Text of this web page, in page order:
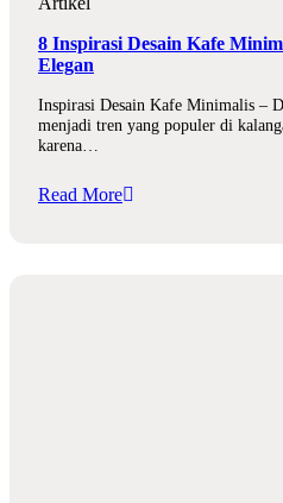
8 Inspirasi Desain Kafe
Elegan
Inspirasi Desain Kafe Minimalis –
menjadi tren yang populer di
karena…
Read More